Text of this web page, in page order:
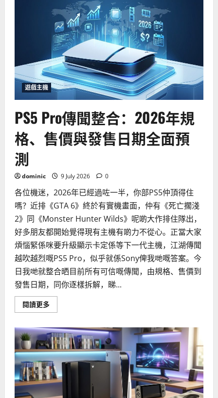
Xbox
Series
X
散
熱
效
能
大
比
拼：
2026
年
哪
部
主
更
適
香
港
潮
遊戲主機
PS5 Pro傳聞整合：2026年規
格、售價與發售日期全面預
測
dominic 9 July 2026 0
各位機迷，2026年已經過咗一半，你部PS5仲頂得住
嗎？近排《GTA 6》終於有實機畫面，仲有《死亡擱淺
2》同《Monster Hunter Wilds》呢啲大作排住隊出，
好多朋友都開始覺得現有主機有啲力不從心。正當大家
煩惱緊係咪要升級顯示卡定係等下一代主機，江湖傳聞
越吹越烈嘅PS5 Pro，似乎就係Sony俾我哋嘅答案。今
日我哋就整合晒目前所有可信嘅傳聞，由規格、售價到
發售日期，同你逐樣拆解，睇...
閱讀更多Read
more
Pro
傳
聞
整
合：
2026
年
規
格、
售